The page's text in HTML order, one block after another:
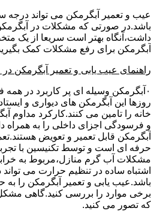
عیب و تعمیر آبگرمکن می تواند درجه
باشد.در صورتی که مشکلات در
داشت،آنگاه بهتر است سریعا از یک
آبگرمکن برای رفع مشکلات کمک
راهنمای عیب یابی و تعمیر آبگرمکن
۰آبگرمکن وسیله ای پر کاربرد در
روزها این آبگرمکن های دیواری و
خانه را تامین می کنند.کارکرد مداوم
و فرسودگی اجزای داخلی را به همراه
آبگرمکن قابل تعمیر و تعویض
حرفه ای است و توسط تکنیسین با
مشکلات آب گرم منازل،مربوط به
اشتباه ساده در تنظیم حرارت می
باشد.عیب یابی و تعمیر آبگرمکن را به
برخی موارد را بررسی کنید.گاهی
که تصور می کنید.